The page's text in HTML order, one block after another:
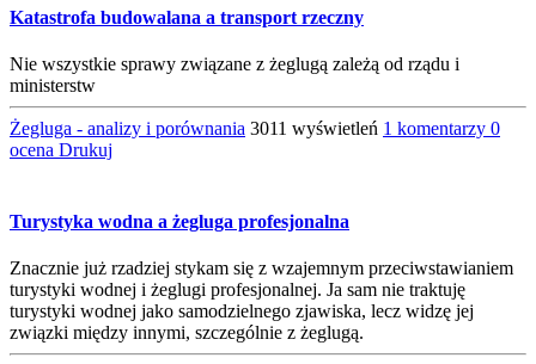
Katastrofa budowalana a transport rzeczny
Nie wszystkie sprawy związane z żeglugą zależą od rządu i
ministerstw
Żegluga - analizy i porównania 3011 wyświetleń 1 komentarzy 0
ocena Drukuj
Turystyka wodna a żegluga profesjonalna
Znacznie już rzadziej stykam się z wzajemnym przeciwstawianiem
turystyki wodnej i żeglugi profesjonalnej. Ja sam nie traktuję
turystyki wodnej jako samodzielnego zjawiska, lecz widzę jej
związki między innymi, szczególnie z żeglugą.